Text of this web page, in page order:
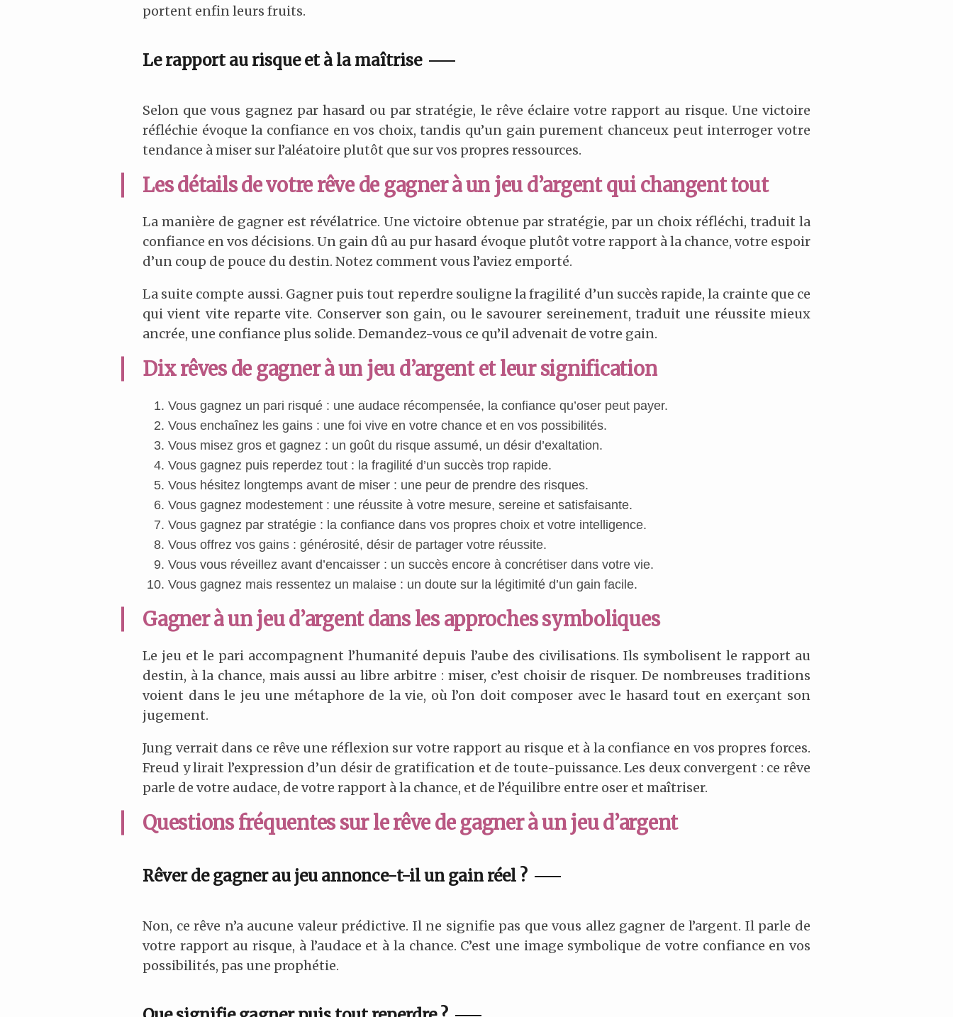
portent enfin leurs fruits.
Le rapport au risque et à la maîtrise
Selon que vous gagnez par hasard ou par stratégie, le rêve éclaire votre rapport au risque. Une victoire
réfléchie évoque la confiance en vos choix, tandis qu’un gain purement chanceux peut interroger votre
tendance à miser sur l’aléatoire plutôt que sur vos propres ressources.
Les détails de votre rêve de gagner à un jeu d’argent qui changent tout
La manière de gagner est révélatrice. Une victoire obtenue par stratégie, par un choix réfléchi, traduit la
confiance en vos décisions. Un gain dû au pur hasard évoque plutôt votre rapport à la chance, votre espoir
d’un coup de pouce du destin. Notez comment vous l’aviez emporté.
La suite compte aussi. Gagner puis tout reperdre souligne la fragilité d’un succès rapide, la crainte que ce
qui vient vite reparte vite. Conserver son gain, ou le savourer sereinement, traduit une réussite mieux
ancrée, une confiance plus solide. Demandez-vous ce qu’il advenait de votre gain.
Dix rêves de gagner à un jeu d’argent et leur signification
Vous gagnez un pari risqué : une audace récompensée, la confiance qu’oser peut payer.
Vous enchaînez les gains : une foi vive en votre chance et en vos possibilités.
Vous misez gros et gagnez : un goût du risque assumé, un désir d’exaltation.
Vous gagnez puis reperdez tout : la fragilité d’un succès trop rapide.
Vous hésitez longtemps avant de miser : une peur de prendre des risques.
Vous gagnez modestement : une réussite à votre mesure, sereine et satisfaisante.
Vous gagnez par stratégie : la confiance dans vos propres choix et votre intelligence.
Vous offrez vos gains : générosité, désir de partager votre réussite.
Vous vous réveillez avant d’encaisser : un succès encore à concrétiser dans votre vie.
Vous gagnez mais ressentez un malaise : un doute sur la légitimité d’un gain facile.
Gagner à un jeu d’argent dans les approches symboliques
Le jeu et le pari accompagnent l’humanité depuis l’aube des civilisations. Ils symbolisent le rapport au
destin, à la chance, mais aussi au libre arbitre : miser, c’est choisir de risquer. De nombreuses traditions
voient dans le jeu une métaphore de la vie, où l’on doit composer avec le hasard tout en exerçant son
jugement.
Jung verrait dans ce rêve une réflexion sur votre rapport au risque et à la confiance en vos propres forces.
Freud y lirait l’expression d’un désir de gratification et de toute-puissance. Les deux convergent : ce rêve
parle de votre audace, de votre rapport à la chance, et de l’équilibre entre oser et maîtriser.
Questions fréquentes sur le rêve de gagner à un jeu d’argent
Rêver de gagner au jeu annonce-t-il un gain réel ?
Non, ce rêve n’a aucune valeur prédictive. Il ne signifie pas que vous allez gagner de l’argent. Il parle de
votre rapport au risque, à l’audace et à la chance. C’est une image symbolique de votre confiance en vos
possibilités, pas une prophétie.